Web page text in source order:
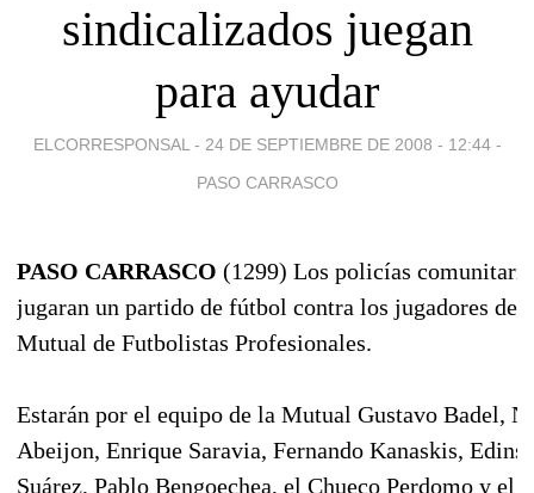
sindicalizados juegan
para ayudar
ELCORRESPONSAL - 24 DE SEPTIEMBRE DE 2008 - 12:44 -
PASO CARRASCO
PASO CARRASCO (1299) Los policías
jugaran un partido de fútbol contra los jugadores de
Mutual de Futbolistas Profesionales.
Estarán por el equipo de la Mutual Gustavo Badel,
Abeijon, Enrique Saravia, Fernando Kanaskis,
Suárez, Pablo Bengoechea, el Chueco Perdomo y el